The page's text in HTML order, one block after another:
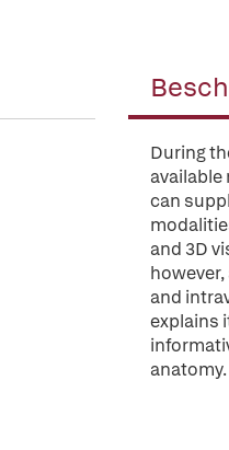
During
can
and 3D
and
explains
anatomy.